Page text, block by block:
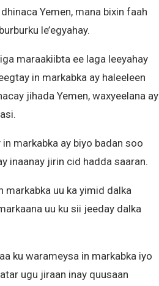
Yemen, mana bixin faah
le’egyahay.
maraakiibta ee laga leeyahay
in markabka ay haleeleen
jihada Yemen, waxyeelana ay
in markabka ay biyo badan soo
inaanay jirin cid hadda saaran.
markabka uu ka yimid dalka
uu ku sii jeeday dalka
ku warameysa in markabka iyo
ugu jiraan inay quusaan